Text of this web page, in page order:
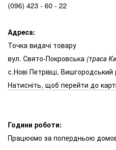
(096) 423 - 60 - 22
Адреса:
Точка видачі товару
вул. Свято-Покровська (траса
с.Нові Петрівці,
Натисніть, щоб перейти до
Години роботи:
Працюємо за попердньою